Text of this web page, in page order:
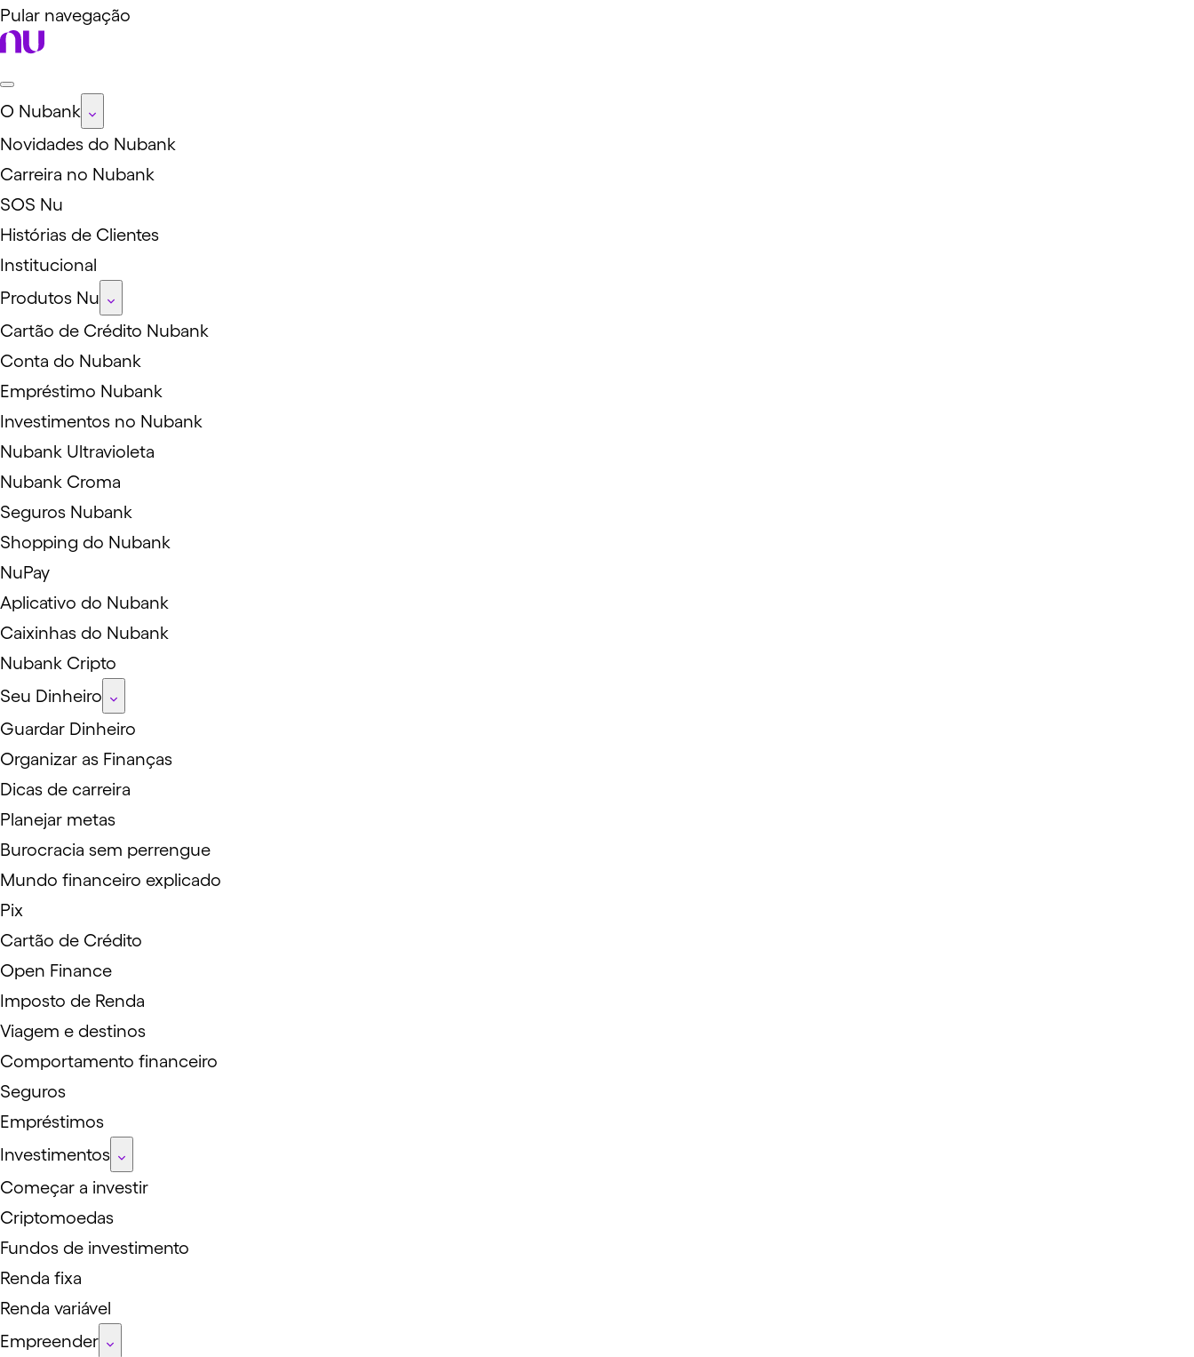
Pular navegação
O Nubank
Novidades do Nubank
Carreira no Nubank
SOS Nu
Histórias de Clientes
Institucional
Produtos Nu
Cartão de Crédito Nubank
Conta do Nubank
Empréstimo Nubank
Investimentos no Nubank
Nubank Ultravioleta
Nubank Croma
Seguros Nubank
Shopping do Nubank
NuPay
Aplicativo do Nubank
Caixinhas do Nubank
Nubank Cripto
Seu Dinheiro
Guardar Dinheiro
Organizar as Finanças
Dicas de carreira
Planejar metas
Burocracia sem perrengue
Mundo financeiro explicado
Pix
Cartão de Crédito
Open Finance
Imposto de Renda
Viagem e destinos
Comportamento financeiro
Seguros
Empréstimos
Investimentos
Começar a investir
Criptomoedas
Fundos de investimento
Renda fixa
Renda variável
Empreender